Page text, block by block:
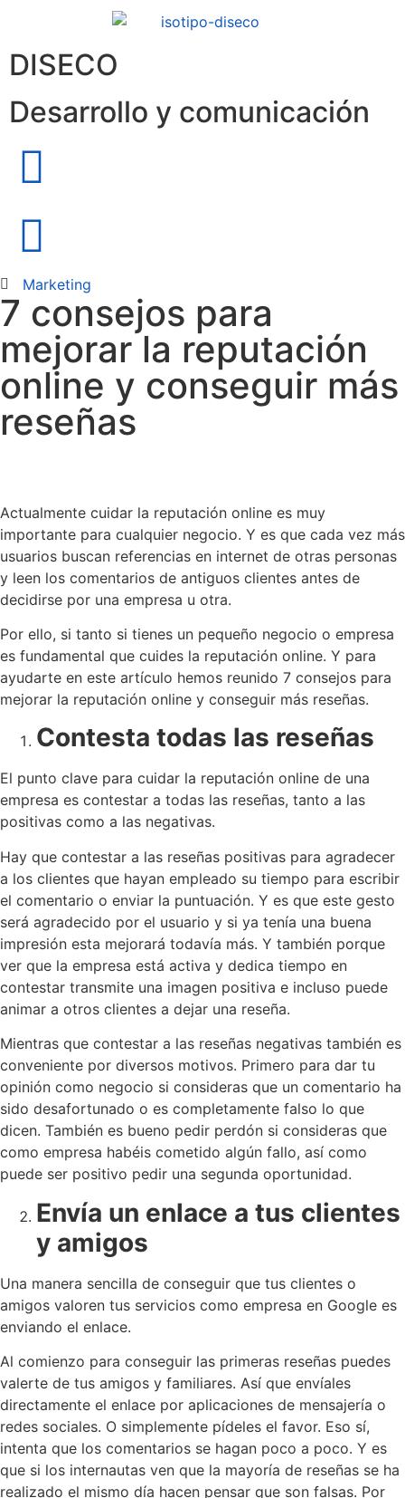
DISECO
Desarrollo y comunicación
Marketing
7 consejos para
mejorar la reputación
online y conseguir más
reseñas
Actualmente cuidar la reputación online es muy
importante para cualquier negocio. Y es que cada vez más
usuarios buscan referencias en internet de otras personas
y leen los comentarios de antiguos clientes antes de
decidirse por una empresa u otra.
Por ello, si tanto si tienes un pequeño negocio o empresa
es fundamental que cuides la reputación online. Y para
ayudarte en este artículo hemos reunido 7 consejos para
mejorar la reputación online y conseguir más reseñas.
Contesta todas las reseñas
El punto clave para cuidar la reputación online de una
empresa es contestar a todas las reseñas, tanto a las
positivas como a las negativas.
Hay que contestar a las reseñas positivas para agradecer
a los clientes que hayan empleado su tiempo para escribir
el comentario o enviar la puntuación. Y es que este gesto
será agradecido por el usuario y si ya tenía una buena
impresión esta mejorará todavía más. Y también porque
ver que la empresa está activa y dedica tiempo en
contestar transmite una imagen positiva e incluso puede
animar a otros clientes a dejar una reseña.
Mientras que contestar a las reseñas negativas también es
conveniente por diversos motivos. Primero para dar tu
opinión como negocio si consideras que un comentario ha
sido desafortunado o es completamente falso lo que
dicen. También es bueno pedir perdón si consideras que
como empresa habéis cometido algún fallo, así como
puede ser positivo pedir una segunda oportunidad.
Envía un enlace a tus clientes
y amigos
Una manera sencilla de conseguir que tus clientes o
amigos valoren tus servicios como empresa en Google es
enviando el enlace.
Al comienzo para conseguir las primeras reseñas puedes
valerte de tus amigos y familiares. Así que envíales
directamente el enlace por aplicaciones de mensajería o
redes sociales. O simplemente pídeles el favor. Eso sí,
intenta que los comentarios se hagan poco a poco. Y es
que si los internautas ven que la mayoría de reseñas se ha
realizado el mismo día hacen pensar que son falsas. Por